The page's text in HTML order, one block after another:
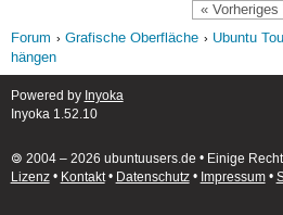
« Vorheriges
Forum Grafische Oberfläche Ubuntu
hängen
Powered by Inyoka
Inyoka 1.52.10
🄯 2004 – 2026 ubuntuusers.de • Einige
Lizenz• Kontakt• Datenschutz• Impressum•